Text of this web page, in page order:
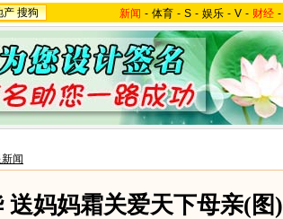
产 搜狗 新闻 - 体育 - S - 娱乐 - V - 财经 -
闻
送妈妈霜关爱天下母亲(图)